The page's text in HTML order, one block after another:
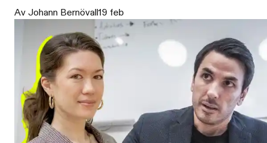
Av Johann Bernövall19 feb